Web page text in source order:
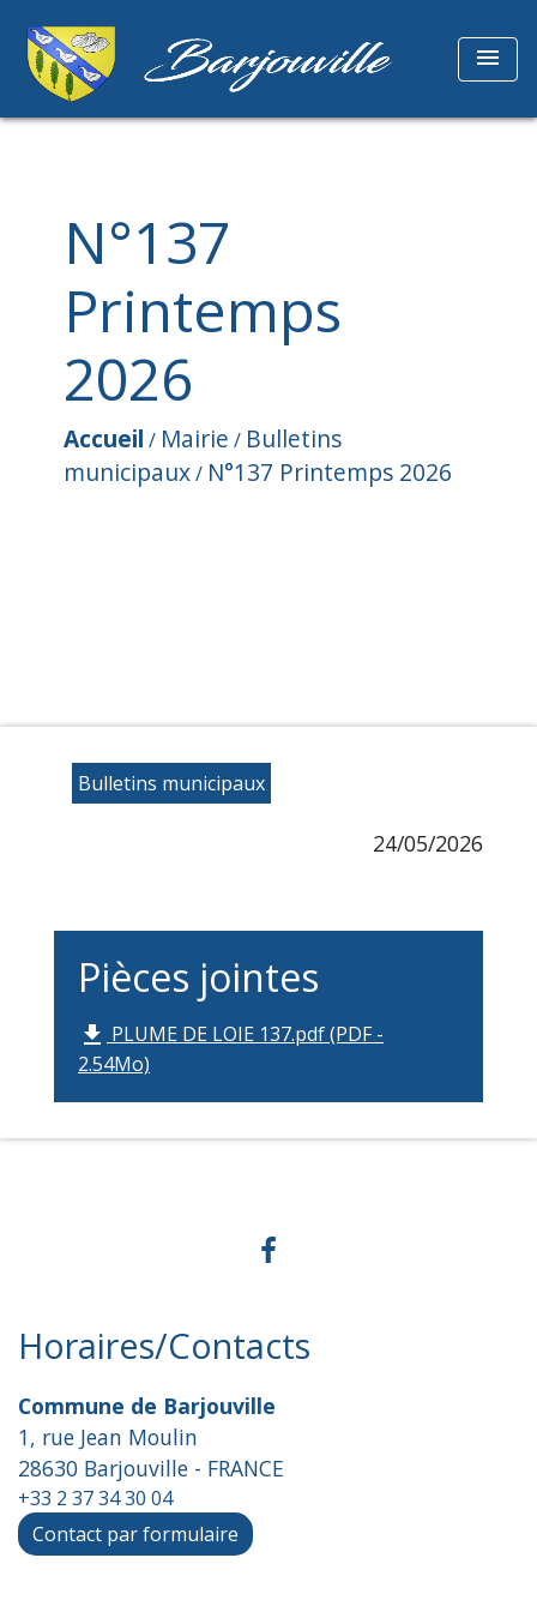
menu
N°137
Printemps
2026
Accueil / Mairie / Bulletins
municipaux/ N°137 Printemps 2026
Bulletins municipaux
24/05/2026
Pièces jointes
file_download PLUME DE LOIE 137.pdf (PDF -
2.54Mo)
Horaires/Contacts
Commune de Barjouville
1, rue Jean Moulin
28630 Barjouville - FRANCE
+33 2 37 34 30 04
Contact par formulaire